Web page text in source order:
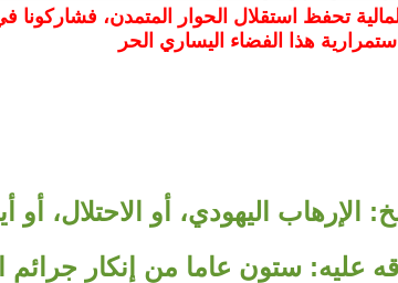
تحفظ استقلال الحوار المتمدن، فشاركونا
استمرارية هذا الفضاء اليساري الحر
اليهودي، أو الاحتلال، أو
عليه: ستون عاما من إنكار